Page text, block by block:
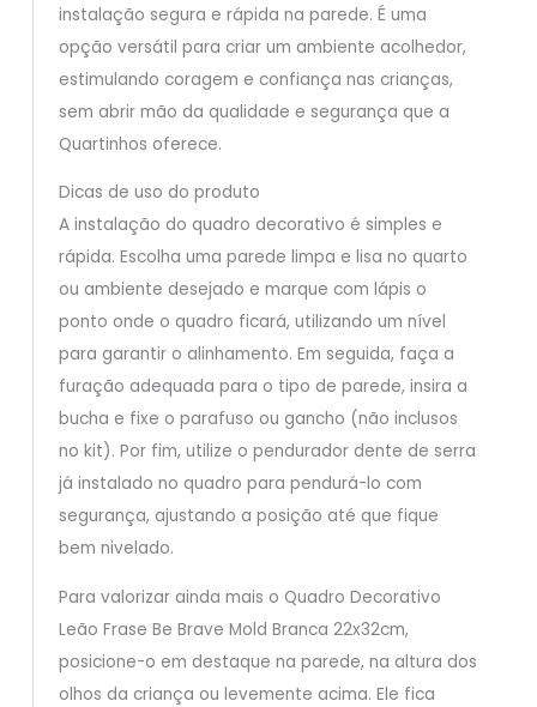
instalação segura e rápida na parede. É uma
opção versátil para criar um ambiente acolhedor,
estimulando coragem e confiança nas crianças,
sem abrir mão da qualidade e segurança que a
Quartinhos oferece.
Dicas de uso do produto
A instalação do quadro decorativo é simples e
rápida. Escolha uma parede limpa e lisa no quarto
ou ambiente desejado e marque com lápis o
ponto onde o quadro ficará, utilizando um nível
para garantir o alinhamento. Em seguida, faça a
furação adequada para o tipo de parede, insira a
bucha e fixe o parafuso ou gancho (não inclusos
no kit). Por fim, utilize o pendurador dente de serra
já instalado no quadro para pendurá-lo com
segurança, ajustando a posição até que fique
bem nivelado.
Para valorizar ainda mais o Quadro Decorativo
Leão Frase Be Brave Mold Branca 22x32cm,
posicione-o em destaque na parede, na altura dos
olhos da criança ou levemente acima. Ele fica